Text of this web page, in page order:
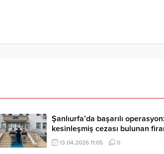
Şanlıurfa’da başarılı
kesinleşmiş cezası bulunan
yakalandı
13.04.2026 11:05 0